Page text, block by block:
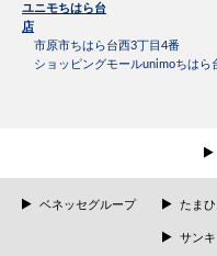
ユニモちはら台
店
市原市ちはら台西3丁目4番
ショッピングモールunimoちはら
ベネッセグループ たまひ
サンキ